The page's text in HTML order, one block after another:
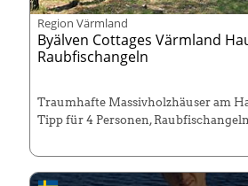
Region Värmland
Byälven Cottages Värmland
Raubfischangeln
Traumhafte Massivholzhäuser am
Tipp für 4 Personen,
Früh buchen! Saison von Mai bis
leider nicht erlaubt!